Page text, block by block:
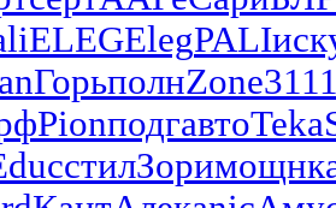
ELEGElegPALI
ГорьполнZone
PionподгавтоTeka
стилЗоримощн